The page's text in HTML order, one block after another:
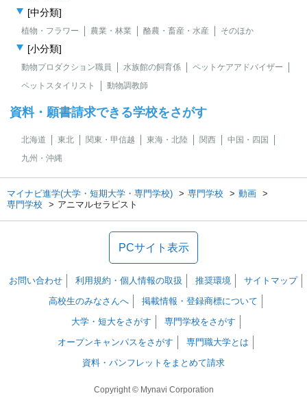
[中分類]
植物・フラワー 農業・林業 酪農・畜産・水産 そのほか
[小分類]
動物プロダクション職員 水族館の飼育係
ペットケアアドバイザー
ペットスタイリスト
動物調教師
資料・願書請求できる学校をさがす
北海道 東北 関東・甲信越 東海・北陸 関西
中国・四国
九州・沖縄
マイナビ進学(大学・短期大学・専門学校) 専門学校
動画
専門学校
アニマルセラピスト
PCサイト表示
お問い合わせ 利用規約・個人情報の取扱 推奨環境
サイトマップ
高校生のみなさんへ
掲載情報・登録商標について
大学・短大をさがす
専門学校をさがす
オープンキャンパスをさがす
専門職大学とは
資料・パンフレットをまとめて請求
Copyright © Mynavi Corporation